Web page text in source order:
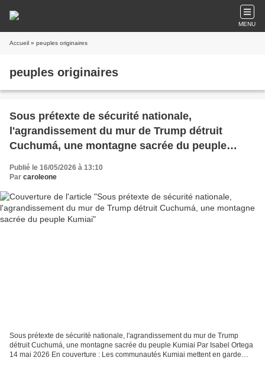
MENU
Accueil » peuples originaires
peuples originaires
Sous prétexte de sécurité nationale,
l'agrandissement du mur de Trump détruit
Cuchumá, une montagne sacrée du peuple
Kumiai
Publié le 16/05/2026 à 13:10
Par caroleone
Sous prétexte de sécurité nationale, l'agrandissement du mur de Trump
détruit Cuchumá, une montagne sacrée du peuple Kumiai Par Isabel Ortega
14 mai 2026 En couverture : Les communautés Kumiai mettent en garde